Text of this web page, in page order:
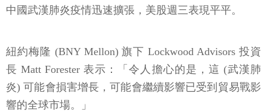
中國武漢肺炎疫情迅速擴張，美股週三表現平平。
紐約梅隆 (BNY Mellon) 旗下 Lockwood Advisors 投資
長 Matt Forester 表示：「令人擔心的是，這 (武漢肺
炎) 可能會損害增長，可能會繼續影響已受到貿易戰影
響的全球市場。」